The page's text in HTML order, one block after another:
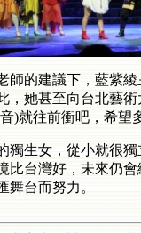
師的建議下，藍紫
，她甚至向台北藝
)就往前衝吧，希望
獨生女，從小就很
比台灣好，未來仍
舞台而努力。